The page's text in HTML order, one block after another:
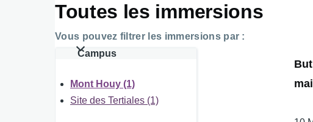
d'Ariane
Toutes les immersions
Vous pouvez filtrer les immersions par :
Campus
Mont Houy (1)
Site des Tertiales (1)